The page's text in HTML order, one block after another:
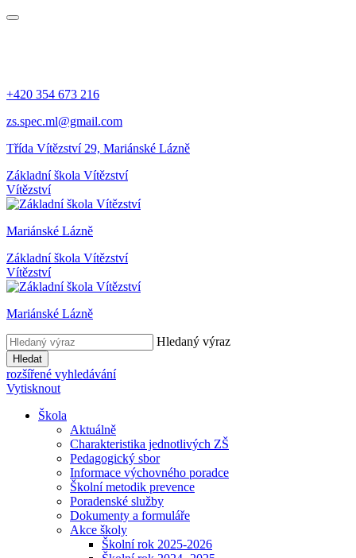
+420 354 673 216
zs.spec.ml@gmail.com
Třída Vítězství 29, Mariánské Lázně
Základní škola Vítězství
Vítězství
Mariánské Lázně
Základní škola Vítězství
Vítězství
Mariánské Lázně
Hledaný výraz
Hledat
rozšířené vyhledávání
Vytisknout
Škola
Aktuálně
Charakteristika jednotlivých ZŠ
Pedagogický sbor
Informace výchovného poradce
Školní metodik prevence
Poradenské služby
Dokumenty a formuláře
Akce školy
Školní rok 2025-2026